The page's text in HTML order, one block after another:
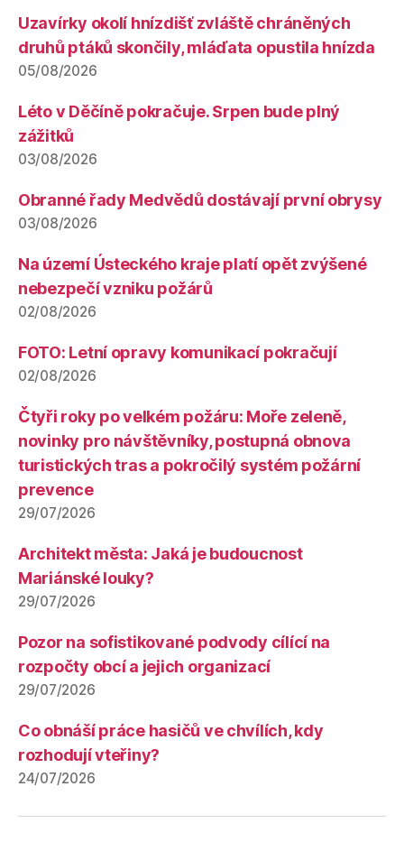
Uzavírky okolí hnízdišť zvláště chráněných
druhů ptáků skončily, mláďata opustila hnízda
05/08/2026
Léto v Děčíně pokračuje. Srpen bude plný
zážitků
03/08/2026
Obranné řady Medvědů dostávají první obrysy
03/08/2026
Na území Ústeckého kraje platí opět zvýšené
nebezpečí vzniku požárů
02/08/2026
FOTO: Letní opravy komunikací pokračují
02/08/2026
Čtyři roky po velkém požáru: Moře zeleně,
novinky pro návštěvníky, postupná obnova
turistických tras a pokročilý systém požární
prevence
29/07/2026
Architekt města: Jaká je budoucnost
Mariánské louky?
29/07/2026
Pozor na sofistikované podvody cílící na
rozpočty obcí a jejich organizací
29/07/2026
Co obnáší práce hasičů ve chvílích, kdy
rozhodují vteřiny?
24/07/2026